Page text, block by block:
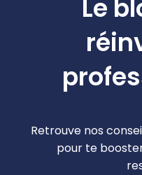
Le
Retrouve nos
pour te